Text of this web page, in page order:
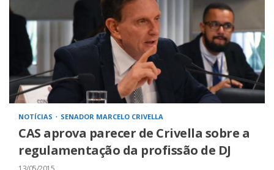
NOTÍCIAS SENADOR MARCELO CRIVELLA
CAS aprova parecer de Crivella sobre a
regulamentação da profissão de DJ